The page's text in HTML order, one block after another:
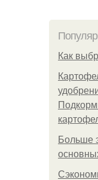
Как
Больше